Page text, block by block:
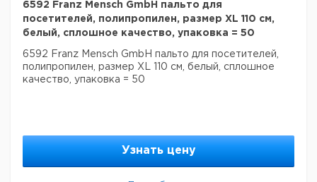
6592 Franz Mensch GmbH пальто для
посетителей, полипропилен, размер XL 110 см,
белый, сплошное качество, упаковка = 50
6592 Franz Mensch GmbH пальто для посетителей,
полипропилен, размер XL 110 см, белый, сплошное
качество, упаковка = 50
Узнать цену